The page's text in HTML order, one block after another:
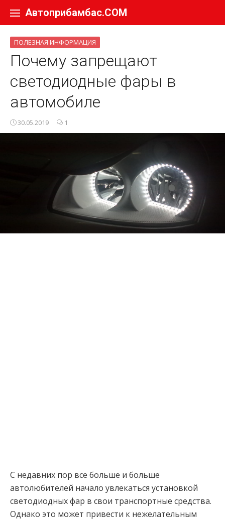
Автоприбамбас.COM
ПОЛЕЗНАЯ ИНФОРМАЦИЯ
Почему запрещают
светодиодные фары в
автомобиле
30.05.2019 1
С недавних пор все больше и больше
автолюбителей начало увлекаться установкой
светодиодных фар в свои транспортные средства.
Однако это может привести к нежелательным